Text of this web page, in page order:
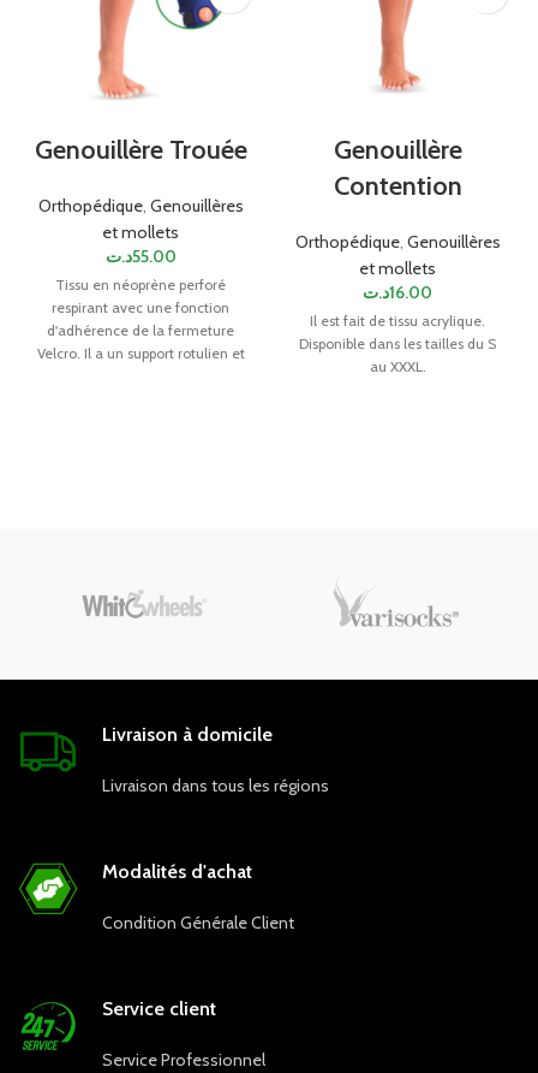
Genouillère Trouée
Orthopédique, Genouillères
et mollets
55.00د.ت
Tissu en néoprène perforé
respirant avec une fonction
d'adhérence de la fermeture
Velcro. Il a un support rotulien et
Genouillère
Contention
Orthopédique, Genouillères
et mollets
16.00د.ت
Il est fait de tissu acrylique.
Disponible dans les tailles du S
au XXXL.
Livraison à domicile
Livraison dans tous les régions
Modalités d'achat
Condition Générale Client
Service client
Service Professionnel